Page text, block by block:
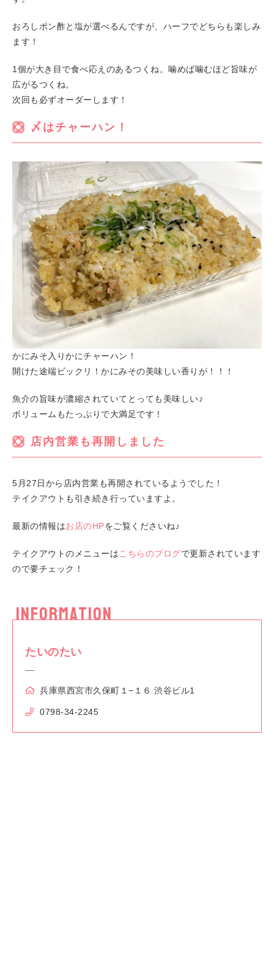
おろしポン酢と塩が選べるんですが、ハーフでどちらも楽しみ
ます！
1個が大き目で食べ応えのあるつくね。噛めば噛むほど旨味が
広がるつくね。
次回も必ずオーダーします！
〆はチャーハン！
かにみそ入りかにチャーハン！
開けた途端ビックリ！かにみその美味しい香りが！！！
魚介の旨味が濃縮されていてとっても美味しい♪
ボリュームもたっぷりで大満足です！
店内営業も再開しました
5月27日から店内営業も再開されているようでした！
テイクアウトも引き続き行っていますよ。
最新の情報はお店のHPをご覧くださいね♪
テイクアウトのメニューはこちらのブログで更新されています
ので要チェック！
INFORMATION
たいのたい
兵庫県西宮市久保町１−１６ 渋谷ビル1
0798-34-2245